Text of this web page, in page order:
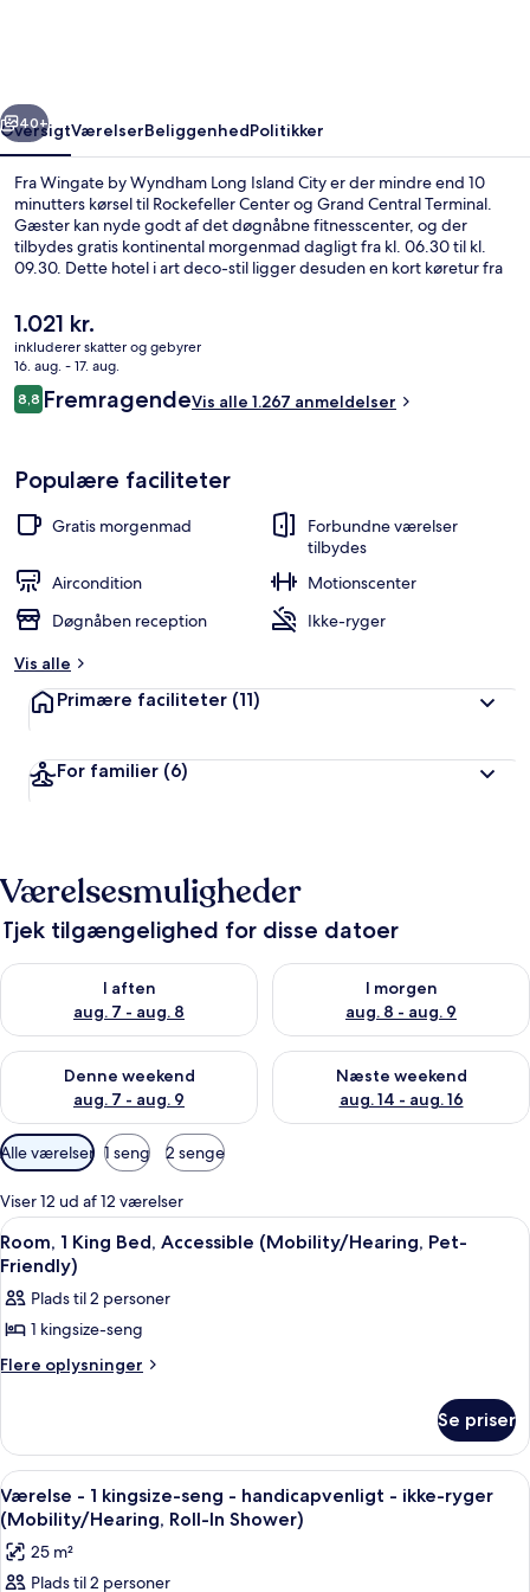
Næste
40+
OversigtVærelserBeliggenhedPolitikker
Fra Wingate by Wyndham Long Island City er der mindre end 10
minutters kørsel til Rockefeller Center og Grand Central Terminal.
Gæster kan nyde godt af det døgnåbne fitnesscenter, og der
tilbydes gratis kontinental morgenmad dagligt fra kl. 06.30 til kl.
09.30. Dette hotel i art deco-stil ligger desuden en kort køretur fra
korte gåtur til offentlig transport: 21 St. - Queensbridge Station
ligger 4 minutter derfra og Queensboro Plaza Station 12 minutter
væk.
Den
nuværende
pris
er
1.021 kr.
1.021 kr.
inkluderer skatter og gebyrer
16. aug. - 17. aug.
Anmeldelser
8,88,8 ud af 10.
FremragendeVis alle 1.267 anmeldelser
Populære faciliteter
Gratis morgenmad
Forbundne værelser
tilbydes
Aircondition
Motionscenter
Døgnåben reception
Ikke-ryger
Vis alle
Primære faciliteter (11)
For familier (6)
Værelsesmuligheder
Tjek tilgængelighed for disse datoer
I aften
aug. 7 - aug. 8
Tjek tilgængelighed for i aften aug. 7 - aug. 8
I morgen
aug. 8 - aug. 9
Tjek tilgængelighed for i
Denne weekend
aug. 7 - aug. 9
Tjek tilgængelighed for denne weekend aug. 7 - aug. 9
Næste weekend
aug. 14 - aug. 16
Tjek tilgængelighed for næste
Tilgængelige
filtre
for
værelser
Alle værelser 1 seng 2 senge
Viser 12 ud af 12 værelser
Indlæs
alle
billeder
af
Room,
1
Accessible
(Mobility/Hearing,
Pet-
Friendly)
Et moderne hotelværelse med en
5
Room, 1 King Bed, Accessible (Mobility/Hearing, Pet-
Friendly)
Plads til 2 personer
1 kingsize-seng
Flere oplysninger
Flere
1
King
Bed,
Accessible
(Mobility/Hearing,
Pet-
Friendly)
Se priser
Indlæs
alle
billeder
af
Allergivenligt sengetøj, pengeskab
6
Værelse - 1 kingsize-seng - handicapvenligt - ikke-ryger
(Mobility/Hearing, Roll-In Shower)
25 m²
Plads til 2 personer